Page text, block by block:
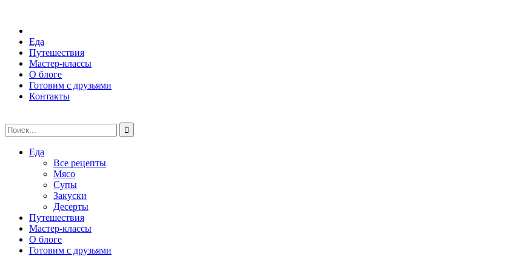
Еда
Путешествия
Мастер-классы
О блоге
Готовим с друзьями
Контакты
Еда
Все рецепты
Мясо
Супы
Закуски
Десерты
Путешествия
Мастер-классы
О блоге
Готовим с друзьями